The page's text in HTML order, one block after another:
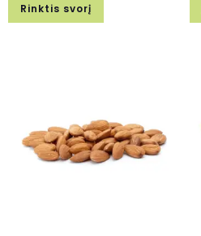
Rinktis svorį